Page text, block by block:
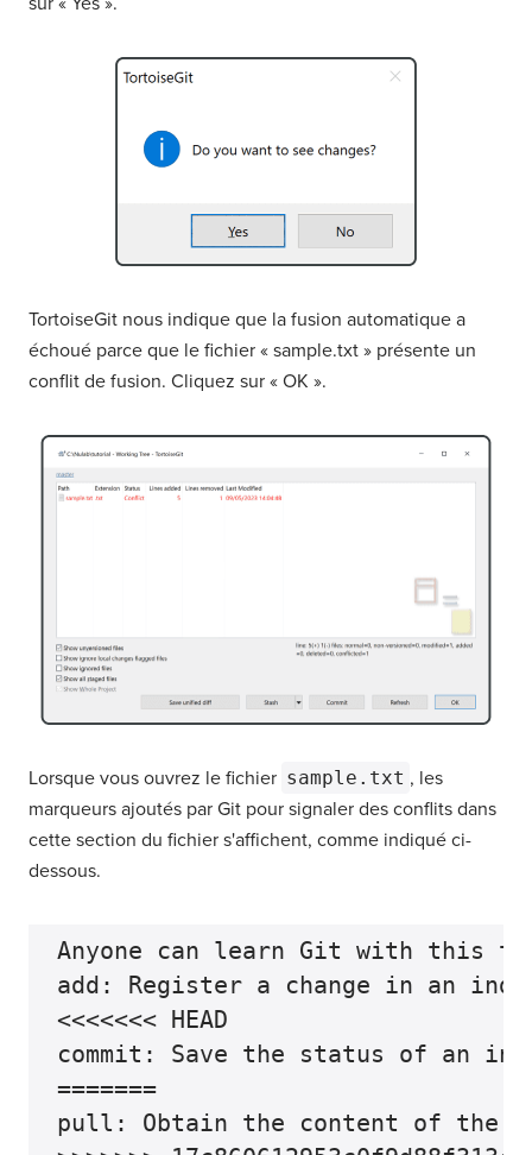
TortoiseGit nous indique que la fusion automatique a
échoué parce que le fichier « sample.txt » présente un
conflit de fusion. Cliquez sur « OK ».
Lorsque vous ouvrez le fichier sample.txt , les
marqueurs ajoutés par Git pour signaler des conflits dans
cette section du fichier s'affichent, comme indiqué ci-
dessous.
Anyone can learn Git with this
add: Register a change in an
<<<<<<< HEAD
commit: Save the status of an
=======
pull: Obtain the content of the